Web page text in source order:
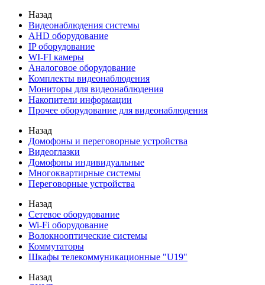
Назад
Видеонаблюдения cистемы
AHD оборудование
IP оборудование
WI-FI камеры
Аналоговое оборудование
Комплекты видеонаблюдения
Мониторы для видеонаблюдения
Накопители информации
Прочее оборудование для видеонаблюдения
Назад
Домофоны и переговорные устройства
Видеоглазки
Домофоны индивидуальные
Многоквартирные системы
Переговорные устройства
Назад
Сетевое оборудование
Wi-Fi оборудование
Волокнооптические системы
Коммутаторы
Шкафы телекоммуникационные "U19"
Назад